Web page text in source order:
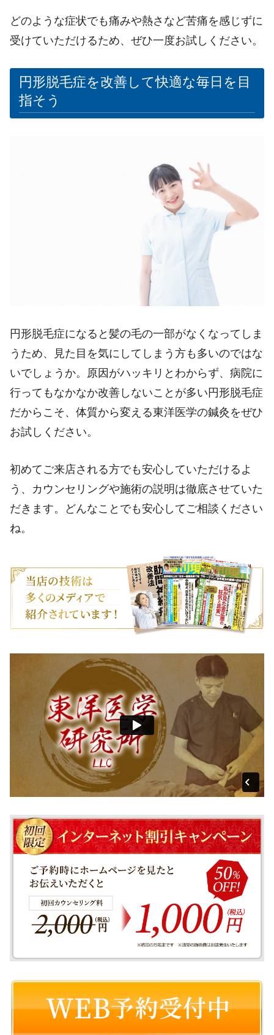
どのような症状でも痛みや熱さなど苦痛を感じずに
受けていただけるため、ぜひ一度お試しください。
円形脱毛症を改善して快適な毎日を目
指そう
円形脱毛症になると髪の毛の一部がなくなってしま
うため、見た目を気にしてしまう方も多いのではな
いでしょうか。原因がハッキリとわからず、病院に
行ってもなかなか改善しないことが多い円形脱毛症
だからこそ、体質から変える東洋医学の鍼灸をぜひ
お試しください。
初めてご来店される方でも安心していただけるよ
う、カウンセリングや施術の説明は徹底させていた
だきます。どんなことでも安心してご相談ください
ね。